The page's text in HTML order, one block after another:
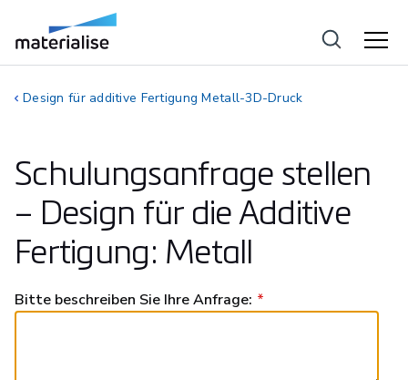
Design für additive Fertigung Metall-3D-Druck
Schulungsanfrage stellen
– Design für die Additive
Fertigung: Metall